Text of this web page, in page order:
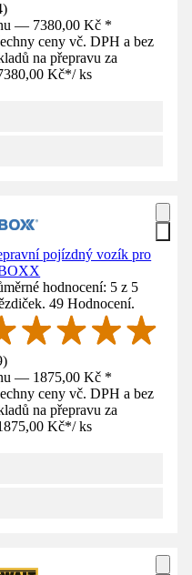
)
— 7380,00 Kč *
ceny vč. DPH a bez
na přepravu za
Kč*/ ks
pojízdný vozík pro
hodnocení: 5 z 5
49 Hodnocení.
)
— 1875,00 Kč *
ceny vč. DPH a bez
na přepravu za
Kč*/ ks